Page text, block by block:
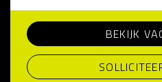
BEKIJK